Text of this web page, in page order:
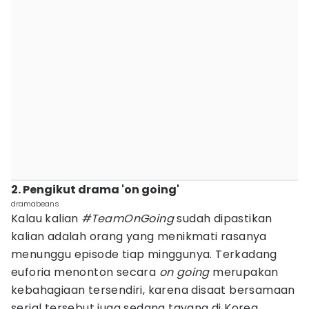
2. Pengikut drama 'on going'
dramabeans
Kalau kalian #TeamOnGoingsudah dipastikan
kalian adalah orang yang menikmati rasanya
menunggu episode tiap minggunya. Terkadang
euforia menonton secara on goingmerupakan
kebahagiaan tersendiri, karena disaat bersamaan